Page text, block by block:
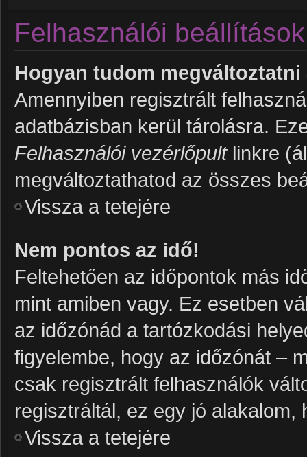
Felhasználói beállítások
Hogyan tudom
Amennyiben regisztrált
adatbázisban kerül tárolásra.
Felhasználói vezérlőpultlinkre
megváltoztathatod az összes
Vissza a tetejére
Nem pontos az idő!
Feltehetően az időpontok más
mint amiben vagy. Ez esetben
az időzónád a tartózkodási
figyelembe, hogy az időzónát –
csak regisztrált felhasználók
regisztráltál, ez egy jó alakalom,
Vissza a tetejére